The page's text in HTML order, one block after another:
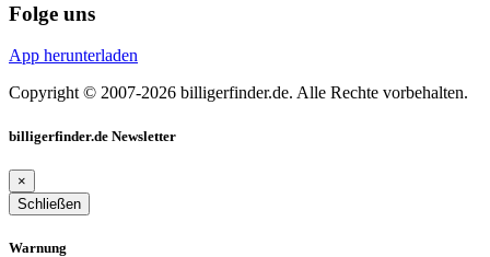
Folge uns
App herunterladen
Copyright © 2007-2026 billigerfinder.de. Alle Rechte vorbehalten.
billigerfinder.de Newsletter
×
Schließen
Warnung